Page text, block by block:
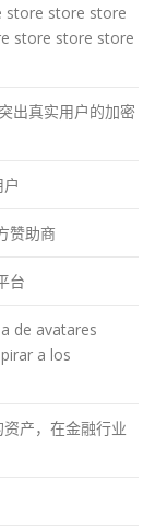
store store store
store store store
出真实用户的加密
赞助商
台
de avatares
a los
产，在金融行业